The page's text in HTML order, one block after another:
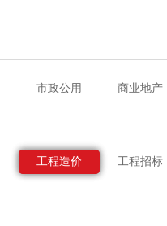
市政公用 商业地产
工程造价 工程招标